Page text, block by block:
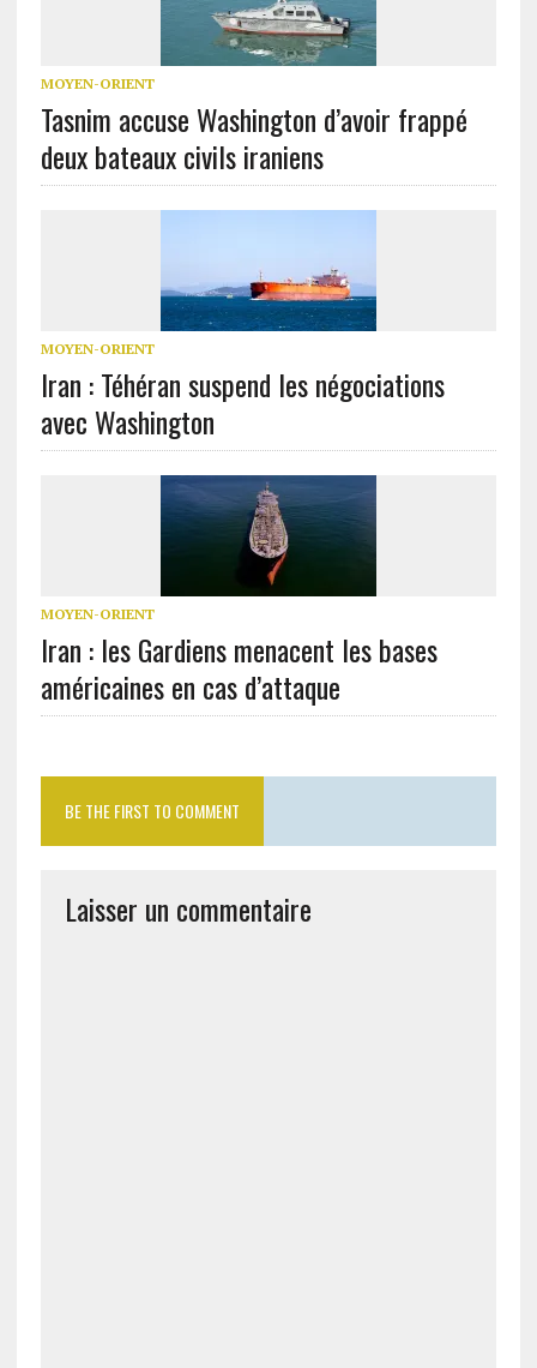
MOYEN-ORIENT
Tasnim accuse Washington d’avoir frappé
deux bateaux civils iraniens
MOYEN-ORIENT
Iran : Téhéran suspend les négociations
avec Washington
MOYEN-ORIENT
Iran : les Gardiens menacent les bases
américaines en cas d’attaque
BE THE FIRST TO COMMENT
Laisser un commentaire